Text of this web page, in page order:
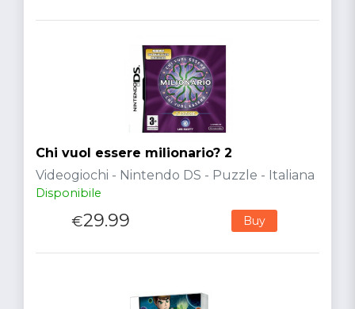
Chi vuol essere milionario? 2
Videogiochi - Nintendo DS - Puzzle - Italiana
Disponibile
€29.99 Buy